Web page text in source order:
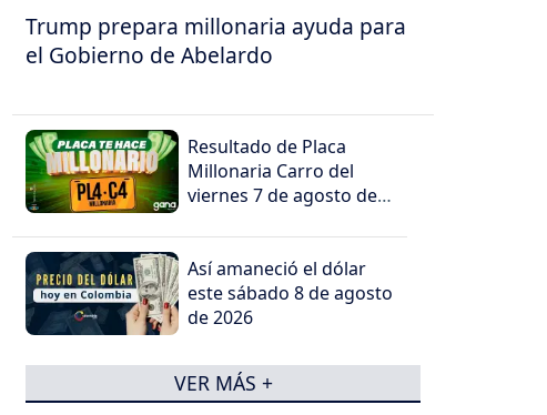
Trump prepara millonaria ayuda para
el Gobierno de Abelardo
Resultado de Placa
Millonaria Carro del
viernes 7 de agosto de
Así amaneció el dólar
este sábado 8 de agosto
de 2026
VER MÁS +